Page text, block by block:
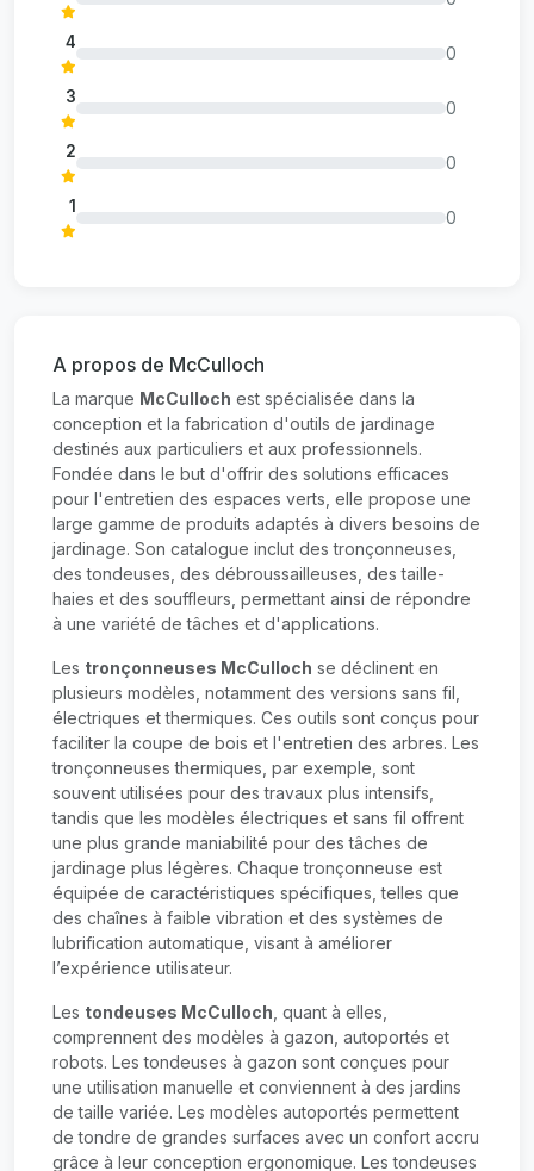
4
0
3
0
2
0
1
0
A propos de McCulloch
La marque McCulloch est spécialisée dans la
conception et la fabrication d'outils de jardinage
destinés aux particuliers et aux professionnels.
Fondée dans le but d'offrir des solutions efficaces
pour l'entretien des espaces verts, elle propose une
large gamme de produits adaptés à divers besoins de
jardinage. Son catalogue inclut des tronçonneuses,
des tondeuses, des débroussailleuses, des taille-
haies et des souffleurs, permettant ainsi de répondre
à une variété de tâches et d'applications.
Les tronçonneuses McCulloch se déclinent en
plusieurs modèles, notamment des versions sans fil,
électriques et thermiques. Ces outils sont conçus pour
faciliter la coupe de bois et l'entretien des arbres. Les
tronçonneuses thermiques, par exemple, sont
souvent utilisées pour des travaux plus intensifs,
tandis que les modèles électriques et sans fil offrent
une plus grande maniabilité pour des tâches de
jardinage plus légères. Chaque tronçonneuse est
équipée de caractéristiques spécifiques, telles que
des chaînes à faible vibration et des systèmes de
lubrification automatique, visant à améliorer
l’expérience utilisateur.
Les tondeuses McCulloch, quant à elles,
comprennent des modèles à gazon, autoportés et
robots. Les tondeuses à gazon sont conçues pour
une utilisation manuelle et conviennent à des jardins
de taille variée. Les modèles autoportés permettent
de tondre de grandes surfaces avec un confort accru
grâce à leur conception ergonomique. Les tondeuses